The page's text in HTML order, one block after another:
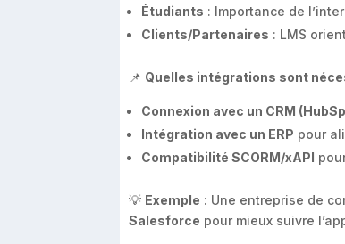
Étudiants : Importance de
Clients/Partenaires : LMS
📌 Quelles intégrations sont
Connexion avec un CRM
Intégration avec un ERP pour
Compatibilité SCORM/xAPI
💡 Exemple : Une entreprise de
Salesforce pour mieux suivre